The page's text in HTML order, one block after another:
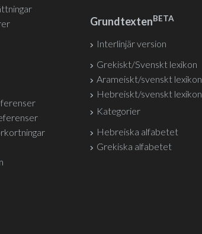
GrundtextenBETA
Interlinjär version
Grekiskt/Svenskt lexikon
Arameiskt/svenskt lexikon
Hebreiskt/svenskt lexikon
Kategorier
Hebreiska alfabetet
Grekiska alfabetet